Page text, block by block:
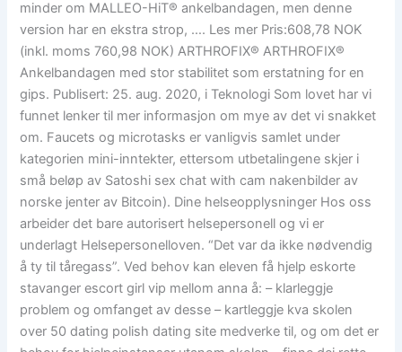
minder om MALLEO-HiT® ankelbandagen, men denne
version har en ekstra strop, …. Les mer Pris:608,78 NOK
(inkl. moms 760,98 NOK) ARTHROFIX® ARTHROFIX®
Ankelbandagen med stor stabilitet som erstatning for en
gips. Publisert: 25. aug. 2020, i Teknologi Som lovet har vi
funnet lenker til mer informasjon om mye av det vi snakket
om. Faucets og microtasks er vanligvis samlet under
kategorien mini-inntekter, ettersom utbetalingene skjer i
små beløp av Satoshi sex chat with cam nakenbilder av
norske jenter av Bitcoin). Dine helseopplysninger Hos oss
arbeider det bare autorisert helsepersonell og vi er
underlagt Helsepersonelloven. “Det var da ikke nødvendig
å ty til tåregass”. Ved behov kan eleven få hjelp eskorte
stavanger escort girl vip mellom anna å: – klarleggje
problem og omfanget av desse – kartleggje kva skolen
over 50 dating polish dating site medverke til, og om det er